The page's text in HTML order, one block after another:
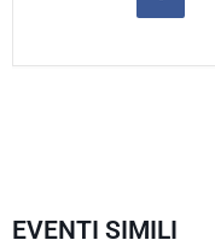
EVENTI SIMILI